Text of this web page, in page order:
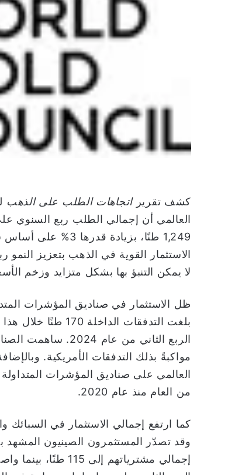
ر
ل
ك
ت
ر
ا
كشف تقريراتجاهات الطلب على الذهب
العالمي أن إجمالي الطلب ربع السنوي
1,249 طنًا،
الاستثمار القوية في الذهب بتعزيز
لا يمكن التنبؤ بها بشكل متزايد وزخم
ظل الاستثمار في صناديق المؤشرات
بلغت التدفقات
مواكبةً بذلك التدفقات الأمريكية.
من العام منذ عام 2020.